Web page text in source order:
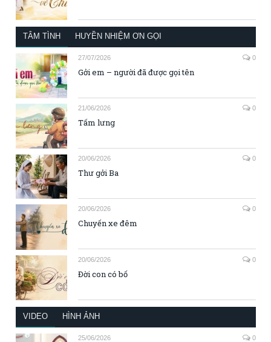
TÂM TÌNH HUYỀN NHIỆM ƠN GỌI
27/07/2026 0
Gởi em – người đã được gọi tên
21/06/2026 0
Tấm lưng
20/06/2026 0
Thư gởi Ba
20/06/2026 0
Chuyến xe đêm
20/06/2026 0
Đời con có bố
VIDEO HÌNH ẢNH
25/06/2026 0